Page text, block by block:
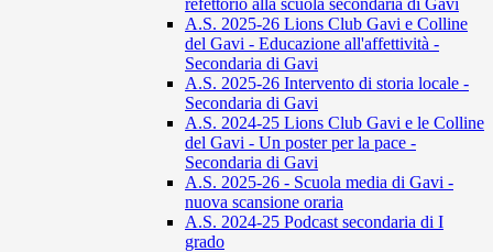
refettorio alla scuola secondaria di Gavi
A.S. 2025-26 Lions Club Gavi e Colline
del Gavi - Educazione all'affettività -
Secondaria di Gavi
A.S. 2025-26 Intervento di storia locale -
Secondaria di Gavi
A.S. 2024-25 Lions Club Gavi e le Colline
del Gavi - Un poster per la pace -
Secondaria di Gavi
A.S. 2025-26 - Scuola media di Gavi -
nuova scansione oraria
A.S. 2024-25 Podcast secondaria di I
grado